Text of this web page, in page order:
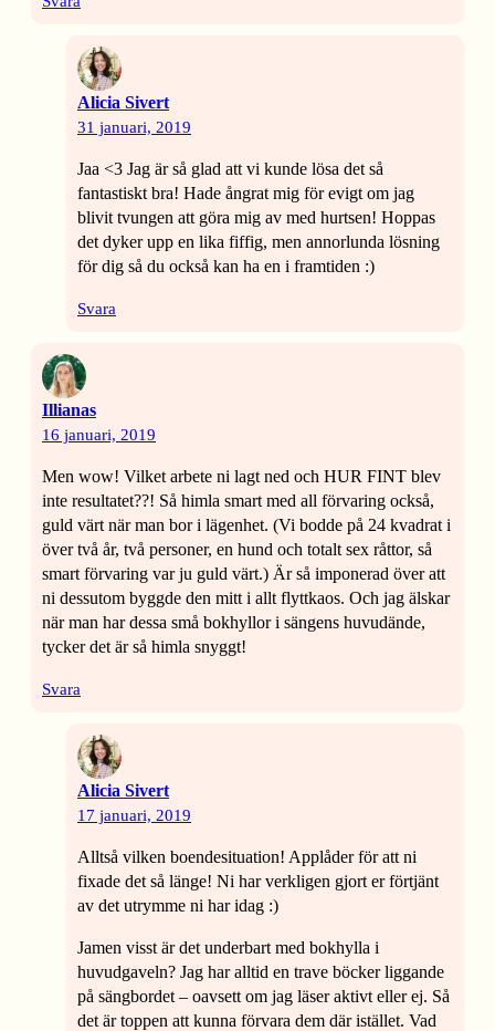
Alicia Sivert
31 januari, 2019
Jaa <3 Jag är så glad att vi kunde lösa det så
fantastiskt bra! Hade ångrat mig för evigt om jag
blivit tvungen att göra mig av med hurtsen! Hoppas
det dyker upp en lika fiffig, men annorlunda lösning
för dig så du också kan ha en i framtiden :)
Svara
Illianas
16 januari, 2019
Men wow! Vilket arbete ni lagt ned och HUR FINT blev
inte resultatet??! Så himla smart med all förvaring också,
guld värt när man bor i lägenhet. (Vi bodde på 24 kvadrat i
över två år, två personer, en hund och totalt sex råttor, så
smart förvaring var ju guld värt.) Är så imponerad över att
ni dessutom byggde den mitt i allt flyttkaos. Och jag älskar
när man har dessa små bokhyllor i sängens huvudände,
tycker det är så himla snyggt!
Svara
Alicia Sivert
17 januari, 2019
Alltså vilken boendesituation! Applåder för att ni
fixade det så länge! Ni har verkligen gjort er förtjänt
av det utrymme ni har idag :)
Jamen visst är det underbart med bokhylla i
huvudgaveln? Jag har alltid en trave böcker liggande
på sängbordet – oavsett om jag läser aktivt eller ej. Så
det är toppen att kunna förvara dem där istället. Vad